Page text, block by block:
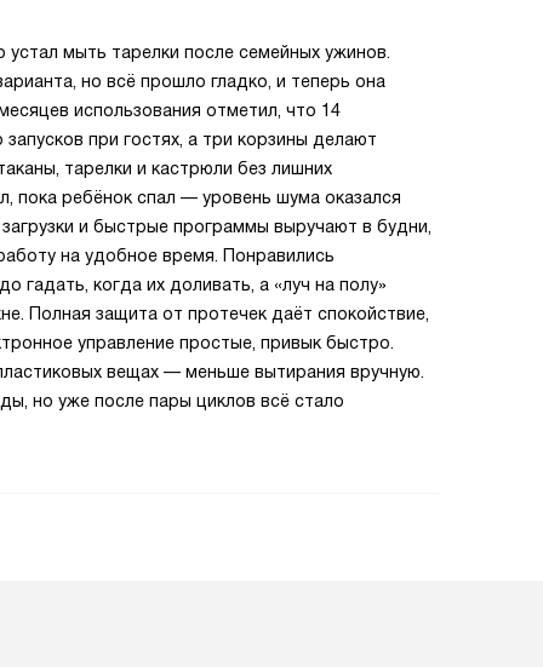
мыть тарелки после семейных ужинов.
но всё прошло гладко, и теперь она
использования отметил, что 14
при гостях, а три корзины делают
тарелки и кастрюли без лишних
пока ребёнок спал — уровень шума оказался
и быстрые программы выручают в будни,
на удобное время. Понравились
гадать, когда их доливать, а «луч на полу»
Полная защита от протечек даёт спокойствие,
управление простые, привык быстро.
вещах — меньше вытирания вручную.
но уже после пары циклов всё стало